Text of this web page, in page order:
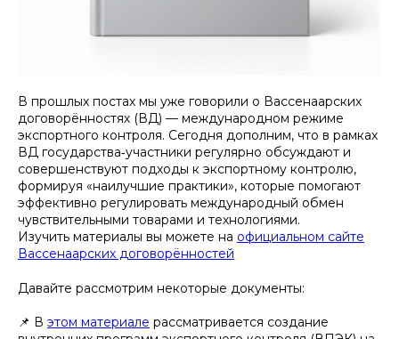
В прошлых постах мы уже говорили о Вассенаарских
договорённостях (ВД) — международном режиме
экспортного контроля. Сегодня дополним, что в рамках
ВД государства‑участники регулярно обсуждают и
совершенствуют подходы к экспортному контролю,
формируя «наилучшие практики», которые помогают
эффективно регулировать международный обмен
чувствительными товарами и технологиями.
Изучить материалы вы можете на официальном сайте
Вассенаарских договорённостей
Давайте рассмотрим некоторые документы:
📌 В этом материале рассматривается создание